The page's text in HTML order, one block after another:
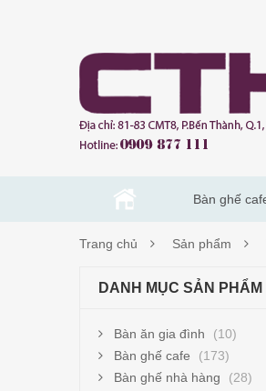
Bàn ghế
Trang chủ Sản phẩm
DANH MỤC SẢN PHẨM
Bàn ăn gia đình
(10)
Bàn ghế cafe
(173)
Bàn ghế nhà hàng
(28)